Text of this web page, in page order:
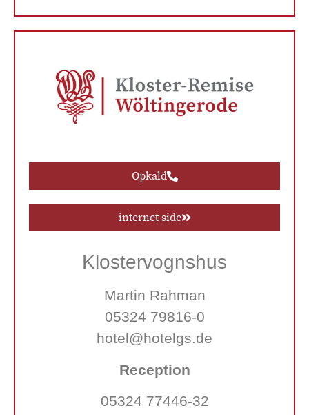
Opkald
internet side
Klostervognshus
Martin Rahman
05324 79816-0
hotel@hotelgs.de
Reception
05324 77446-32